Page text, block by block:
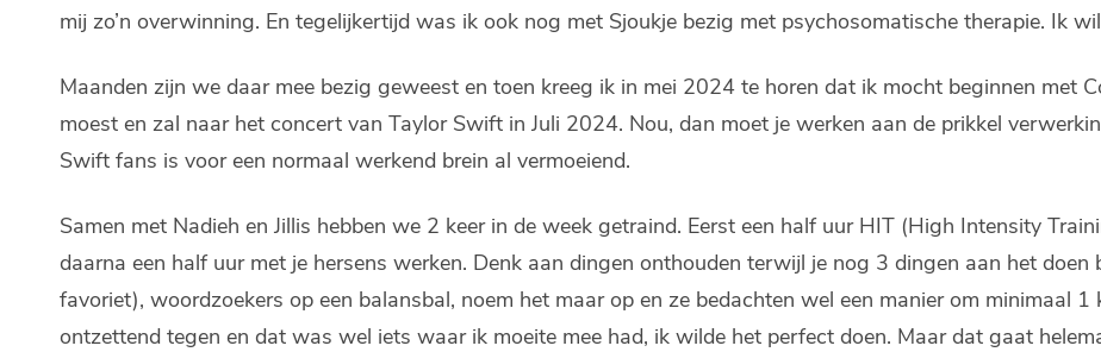
mij zo’n overwinning. En tegelijkertijd was ik ook nog met Sjoukje bezig met psychosomatische therapie. Ik
Maanden zijn we daar mee bezig geweest en toen kreeg ik in mei 2024 te horen dat ik mocht beginnen met
moest en zal naar het concert van Taylor Swift in Juli 2024. Nou, dan moet je werken aan de prikkel
Swift fans is voor een normaal werkend brein al vermoeiend.
Samen met Nadieh en Jillis hebben we 2 keer in de week getraind. Eerst een half uur HIT (High Intensity
daarna een half uur met je hersens werken. Denk aan dingen onthouden terwijl je nog 3 dingen aan het
favoriet), woordzoekers op een balansbal, noem het maar op en ze bedachten wel een manier om minimaal
ontzettend tegen en dat was wel iets waar ik moeite mee had, ik wilde het perfect doen. Maar dat gaat